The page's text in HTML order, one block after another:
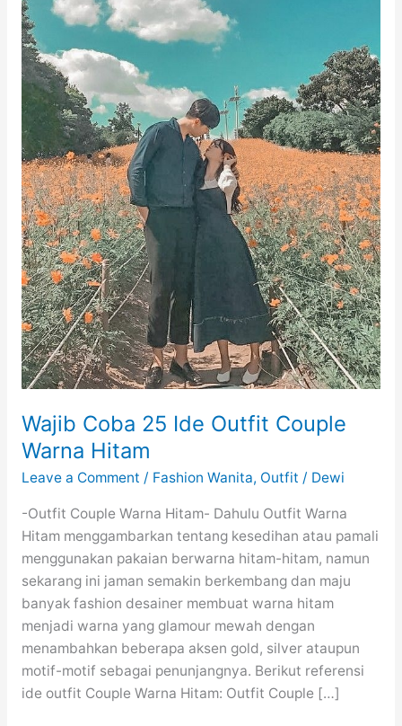
Wajib Coba 25 Ide Outfit Couple
Warna Hitam
Leave a Comment / Fashion Wanita, Outfit / Dewi
-Outfit Couple Warna Hitam- Dahulu Outfit Warna
Hitam menggambarkan tentang kesedihan atau pamali
menggunakan pakaian berwarna hitam-hitam, namun
sekarang ini jaman semakin berkembang dan maju
banyak fashion desainer membuat warna hitam
menjadi warna yang glamour mewah dengan
menambahkan beberapa aksen gold, silver ataupun
motif-motif sebagai penunjangnya. Berikut referensi
ide outfit Couple Warna Hitam: Outfit Couple […]